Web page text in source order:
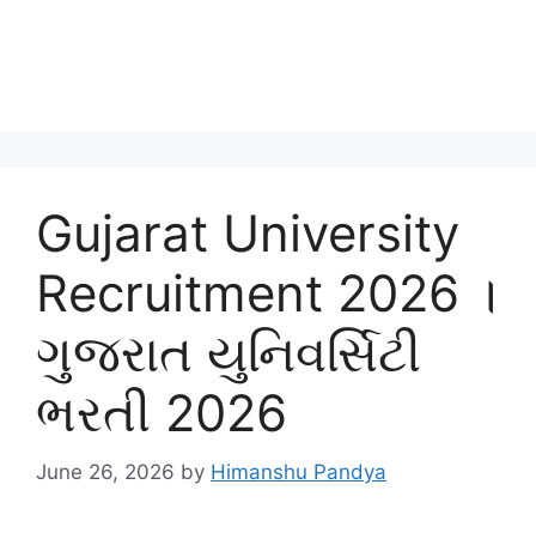
Gujarat University
Recruitment 2026 ।
ગુજરાત યુનિવર્સિટી
ભરતી 2026
June 26, 2026 by Himanshu Pandya